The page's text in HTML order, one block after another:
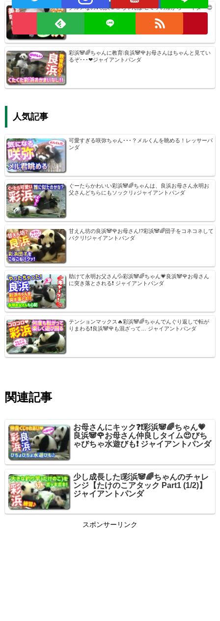
グルメなの❓桃浜🐼🍑ちゃんは❕ヒミツの扉から･･･キター😍
おいしいやつが❤ジャイアントパンダ
彩浜🐼🌈ちゃんに教育❕良浜🐼🌹お母さんはちゃんと見てい
るぞ･･･❤ジャイアントパンダ
人気記事
可愛すぎる咲弥ちゃん･･･？メルくんを眺める！レッサーパ
ンダ
ぐーたらかわいい彩浜🐼🌈ちゃんは、良浜お母さん永明お
父さんどちらにもソックリ♪ジャイアントパンダ
甘えん坊の良浜🐼🌹お母さん!?彩浜🐼🌈団子をコネコネして
パクリ!ジャイアントパンダ
助けて永明お父さん💦彩浜🐼🌈ちゃん💗良浜🐼🌹お母さん
に突き落とされる❗ ジャイアントパンダ
テンションマックス🔥彩浜🐼🌈ちゃんでんぐり返しで転が
りまわる❗良浜🐼🌹も混ざって… ジャイアントパンダ
関連記事
お母さんにキック❓❗彩浜🐼🌈ちゃん💗
良浜🐼🌹お母さん仲良しタイム😍びち
ゃびちゃ水遊びも❗ ジャイアントパンダ
少し成長した❕彩浜🐼🌈ちゃんのチャレ
ンジ【たけのこアタック Part1 (1/2)】
ジャイアントパンダ
スポンサーリンク